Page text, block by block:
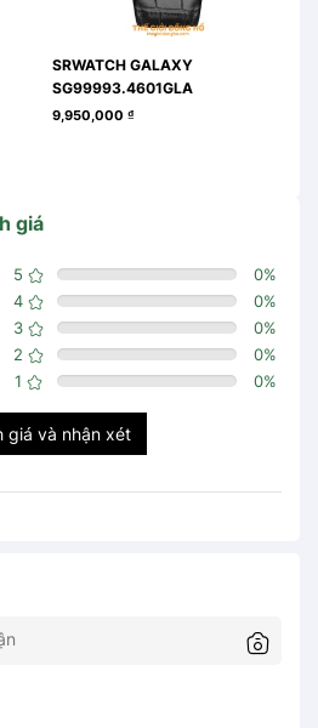
SRWATCH GALAXY
SG99993.4601GLA
9,950,000 ₫
giá
5 0%
4
0%
3
0%
2
0%
1
0%
giá và nhận xét